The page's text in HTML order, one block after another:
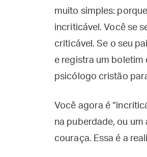
muito simples:
incriticável. Você se
criticável. Se o seu
e registra um boletim
psicólogo cristão
Você agora é
na puberdade, ou
couraça. Essa é a